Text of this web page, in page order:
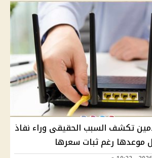
تكشف السبب الحقيقى وراء نفاذ
موعدها رغم ثبات سعرها